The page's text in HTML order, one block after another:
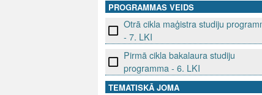
PROGRAMMAS VEIDS
Otrā cikla maģistra studiju
- 7. LKI
Pirmā cikla bakalaura studiju
programma - 6. LKI
TEMATISKĀ JOMA